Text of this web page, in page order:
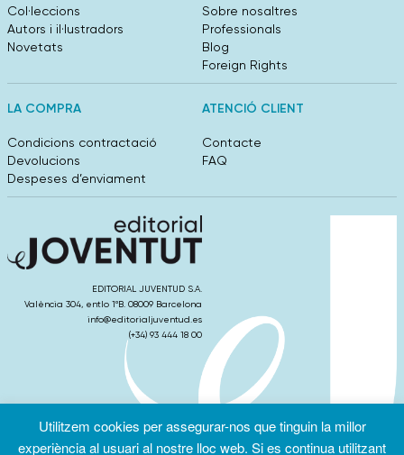
Col·leccions
Autors i il·lustradors
Novetats
Sobre nosaltres
Professionals
Blog
Foreign Rights
LA COMPRA
Condicions contractació
Devolucions
Despeses d’enviament
ATENCIÓ CLIENT
Contacte
FAQ
EDITORIAL JUVENTUD S.A.
València 304, entlo 1ºB. 08009 Barcelona
info@editorialjuventud.es
(+34) 93 444 18 00
Condicions
Política de
Privacitat
Política de
cookies
Utilitzem cookies per assegurar-nos que tinguin la millor
experiència al usuari al nostre lloc web. Si es continua utilitzant